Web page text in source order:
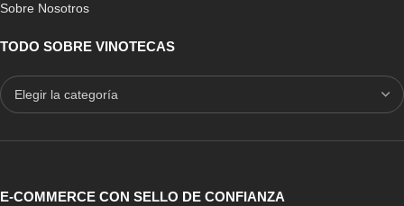
Sobre Nosotros
TODO SOBRE VINOTECAS
E-COMMERCE CON SELLO DE CONFIANZA